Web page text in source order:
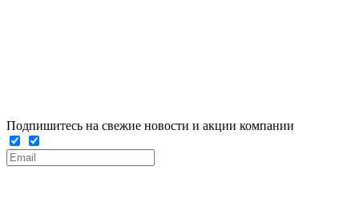
Подпишитесь на свежие новости и акции компании